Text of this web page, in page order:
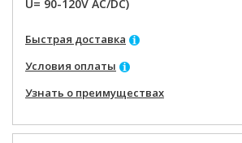
U= 90-120V AC/DC)
Быстрая доставка
Условия оплаты
Узнать о преимуществах